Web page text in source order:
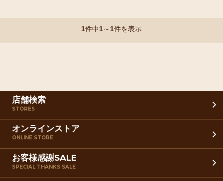
1件中1～1件を表示
店舗検索
STORES
オンラインストア
ONLINE STORE
お客様感謝SALE
SPECIAL THANKS SALE